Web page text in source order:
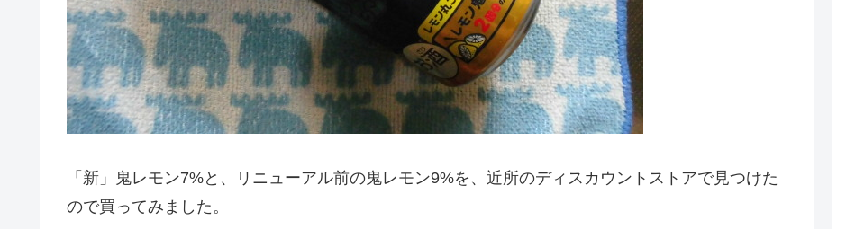
「新」鬼レモン7%と、リニューアル前の鬼レモン9%を、近所のディスカウントストアで見つけた
ので買ってみました。